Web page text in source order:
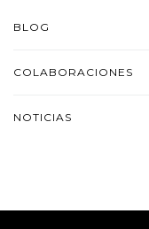
BLOG
COLABORACIONES
NOTICIAS